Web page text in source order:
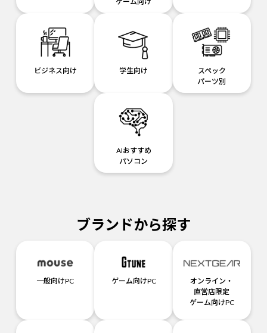
ビジネス向け 学生向け
スペック
パーツ別
AIおすすめ
パソコン
ブランドから探す
一般向けPC ゲーム向けPC
オンライン・
直営店限定
ゲーム向けPC